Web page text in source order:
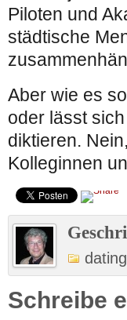
Piloten und
städtische
Aber wie es
oder lässt
diktieren.
Kolleginnen
Schreibe